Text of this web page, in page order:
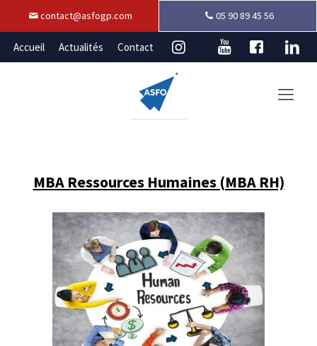
contact@asfogp.com 05 90 89 45 56
Accueil Actualités Contact
MBA Ressources Humaines (MBA RH)